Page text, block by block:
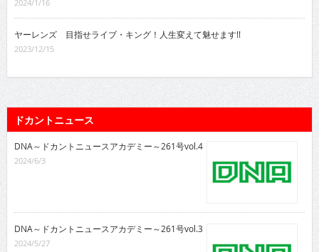
2024/1/16
ヤーレンズ 目指せライブ・キング！人生変えて魅せます!!
2023/12/15
ドカントニュース
DNA～ドカントニュースアカデミー～261号vol.4
2024/6/3
DNA～ドカントニュースアカデミー～261号vol.3
2024/5/27